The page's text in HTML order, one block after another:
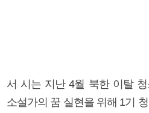
서 시는 지난 4월 북한 이탈
소설가의 꿈 실현을 위해 1기